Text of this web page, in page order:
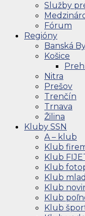
Služby
Fórum
Regióny
Banská
Košice
Nitra
Prešov
Trenčín
Trnava
Žilina
Kluby SSN
A – klub
Klub
Klub
Klub
Klub
Klub
Klub
Klub